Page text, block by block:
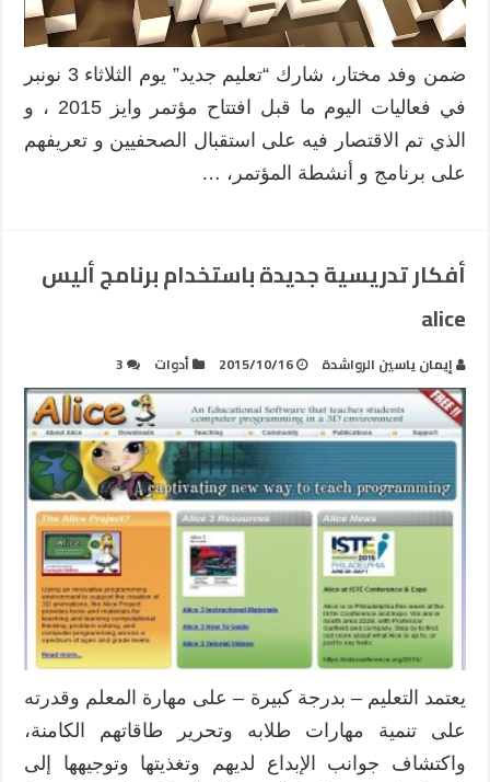
ضمن وفد مختار، شارك “تعليم جديد” يوم الثلاثاء 3 نونبر
في فعاليات اليوم ما قبل افتتاح مؤتمر وايز 2015 ، و
الذي تم الاقتصار فيه على استقبال الصحفيين و تعريفهم
على برنامج و أنشطة المؤتمر، …
أفكار تدريسية جديدة باستخدام برنامج أليس
alice
إيمان ياسين الرواشدة 2015/10/16 أدوات 3
يعتمد التعليم – بدرجة كبيرة – على مهارة المعلم وقدرته
على تنمية مهارات طلابه وتحرير طاقاتهم الكامنة،
واكتشاف جوانب الإبداع لديهم وتغذيتها وتوجيهها إلى